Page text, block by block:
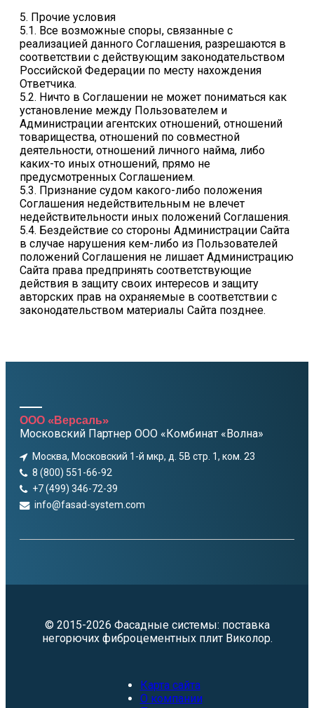
5. Прочие условия
5.1. Все возможные споры, связанные с
реализацией данного Соглашения, разрешаются в
соответствии с действующим законодательством
Российской Федерации по месту нахождения
Ответчика.
5.2. Ничто в Соглашении не может пониматься как
установление между Пользователем и
Администрации агентских отношений, отношений
товарищества, отношений по совместной
деятельности, отношений личного найма, либо
каких-то иных отношений, прямо не
предусмотренных Соглашением.
5.3. Признание судом какого-либо положения
Соглашения недействительным не влечет
недействительности иных положений Соглашения.
5.4. Бездействие со стороны Администрации Сайта
в случае нарушения кем-либо из Пользователей
положений Соглашения не лишает Администрацию
Сайта права предпринять соответствующие
действия в защиту своих интересов и защиту
авторских прав на охраняемые в соответствии с
законодательством материалы Сайта позднее.
ООО «Версаль»
Московский Партнер ООО «Комбинат «Волна»
Москва, Московский 1-й мкр, д. 5В стр. 1, ком. 23
8 (800) 551-66-92
+7 (499) 346-72-39
info@fasad-system.com
© 2015-2026 Фасадные системы: поставка
негорючих фиброцементных плит Виколор.
Карта сайта
О компании